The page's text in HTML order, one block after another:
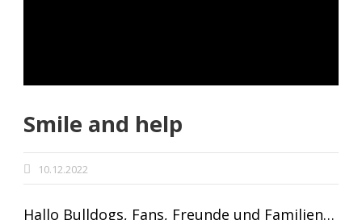
Smile and help
10.12.2022
Hallo Bulldogs, Fans, Freunde und Familien…